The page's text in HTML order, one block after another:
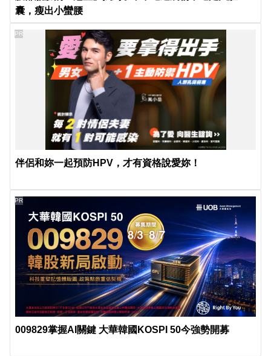
囊，瘦出小蠻腰
伴侶和妳一起預防HPV，才有資格說愛妳！
PR
009829掌握AI關鍵 大華韓國KOSPI 50今強勢開募
PR